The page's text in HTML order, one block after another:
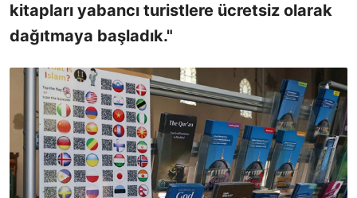
kitapları yabancı turistlere ücretsiz olarak
dağıtmaya başladık."